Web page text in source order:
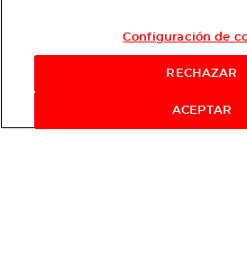
Configuración de
RECHAZAR
ACEPTAR